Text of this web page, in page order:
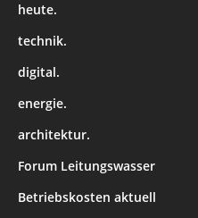
heute.
technik.
digital.
energie.
architektur.
Forum Leitungswasser
Betriebskosten aktuell